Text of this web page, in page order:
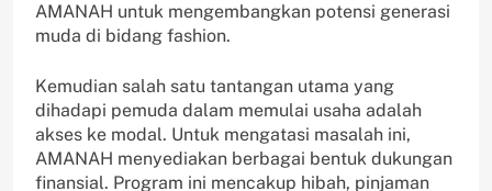
AMANAH untuk mengembangkan potensi generasi
muda di bidang fashion.
Kemudian salah satu tantangan utama yang
dihadapi pemuda dalam memulai usaha adalah
akses ke modal. Untuk mengatasi masalah ini,
AMANAH menyediakan berbagai bentuk dukungan
finansial. Program ini mencakup hibah, pinjaman